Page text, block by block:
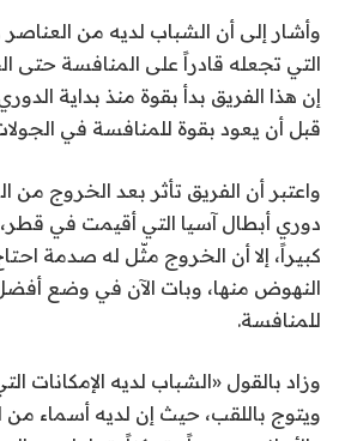
وأشار إلى أن الشباب لديه من العناصر
التي تجعله قادراً على المنافسة حتى
إن هذا الفريق بدأ بقوة منذ بداية
قبل أن يعود بقوة للمنافسة في
واعتبر أن الفريق تأثر بعد الخروج
دوري أبطال آسيا التي أقيمت في
كبيراً، إلا أن الخروج مثّل له صدمة
النهوض منها، وبات الآن في وضع
للمنافسة.
وزاد بالقول «الشباب لديه الإمكانات
ويتوج باللقب، حيث إن لديه أسماء من